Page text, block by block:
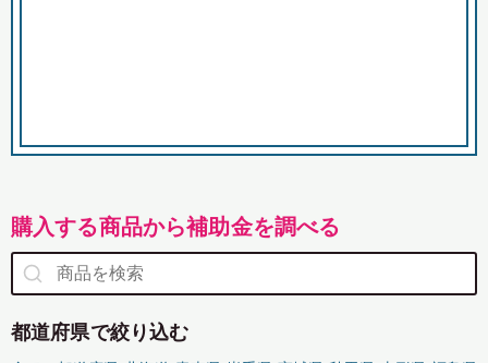
購入する商品から補助金を調べる
都道府県で絞り込む